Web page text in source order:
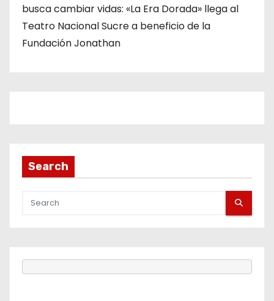
busca cambiar vidas: «La Era Dorada» llega al
Teatro Nacional Sucre a beneficio de la
Fundación Jonathan
Search